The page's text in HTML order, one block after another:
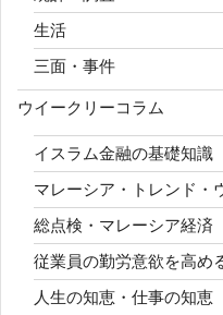
生活
三面・事件
ウイークリーコラム
イスラム金融の基礎知識
マレーシア・トレンド・
総点検・マレーシア経済
従業員の勤労意欲を高め
人生の知恵・仕事の知恵